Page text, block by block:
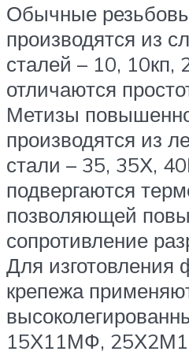
Обычные
производятся из
сталей – 10, 10кп,
отличаются
Метизы
производятся из
стали – 35, 35Х,
подвергаются
позволяющей
сопротивление
Для изготовления
крепежа
15Х11МФ,